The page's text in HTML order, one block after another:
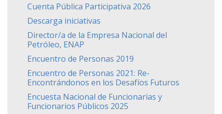
Cuenta Pública Participativa 2026
Descarga iniciativas
Director/a de la Empresa Nacional del
Petróleo, ENAP
Encuentro de Personas 2019
Encuentro de Personas 2021: Re-
Encontrándonos en los Desafíos Futuros
Encuesta Nacional de Funcionarias y
Funcionarios Públicos 2025